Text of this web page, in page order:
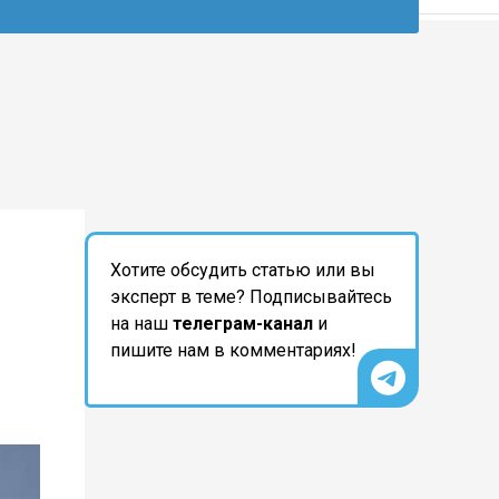
Хотите обсудить статью или вы
эксперт в теме? Подписывайтесь
на наш телеграм-канал и
пишите нам в комментариях!